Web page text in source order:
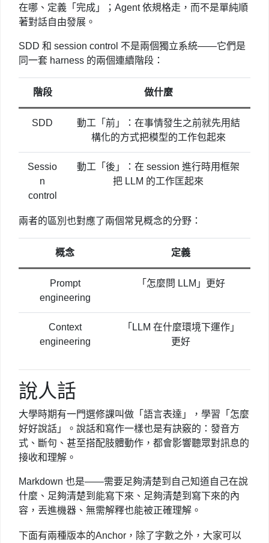
在哪、定義「完成」；Agent 依規格走，而不是單純順
著對話自由發展。
SDD 和 session control 不是兩個獨立系統——它們是
同一套 harness 的兩個連續階段：
階段 做什麼
SDD
動工「前」：在事情發生之前就先用結
構化的方式把模型的工作包起來
Sessio
n
control
動工「後」：在 session 進行時用框架
把 LLM 的工作匡起來
兩者的區別也對應了兩個常見概念的分野：
概念 定義
Prompt
engineering
「怎麼問 LLM」更好
Context
engineering
「LLM 在什麼環境下運作」
更好
說人話
大學時期有一門選修課叫做「語言表達」，學習「怎麼
好好說話」。說話和寫作一樣也是有訣竅的：發音方
式、斷句、甚至搭配肢體動作，都會影響聽眾對訊息的
接收和理解。
Markdown 也是——需要足夠清楚到自己知道自己在說
什麼、足夠清楚到能寫下來、足夠清楚到寫下來的內
容，丟進機器、無需解釋也能被正確理解。
下面有兩種版本的Anchor ，除了字數之外，大家可以